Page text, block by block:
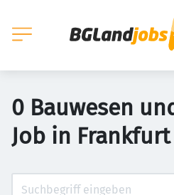
0 Bauwesen
Job in